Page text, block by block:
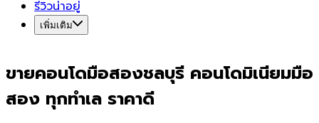
รีวิวน่าอยู่
เพิ่มเติม
ขายคอนโดมือสองชลบุรี คอนโดมิเนียมมือ
สอง ทุกทำเล ราคาดี